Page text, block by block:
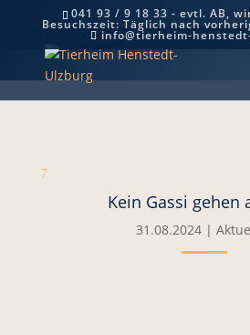
041 93 / 9 18 33 - evtl. AB,
Besuchszeit: Täglich nach
info@tierheim-
Kein Gassi gehen am 1.9.
7
Kein Gassi gehen
31.08.2024 |